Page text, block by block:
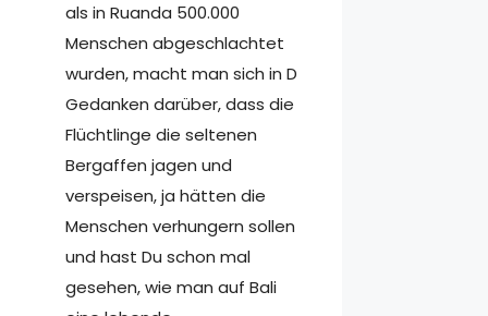
als in Ruanda 500.000
Menschen abgeschlachtet
wurden, macht man sich in D
Gedanken darüber, dass die
Flüchtlinge die seltenen
Bergaffen jagen und
verspeisen, ja hätten die
Menschen verhungern sollen
und hast Du schon mal
gesehen, wie man auf Bali